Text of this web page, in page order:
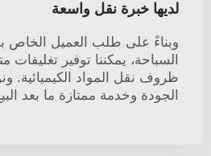
لديها خبرة نقل واسعة
وبناءً على طلب العميل الخاص
السباحة، يمكننا توفير تغليفات
ظروف نقل المواد الكيميائية.
الجودة وخدمة ممتازة ما بعد